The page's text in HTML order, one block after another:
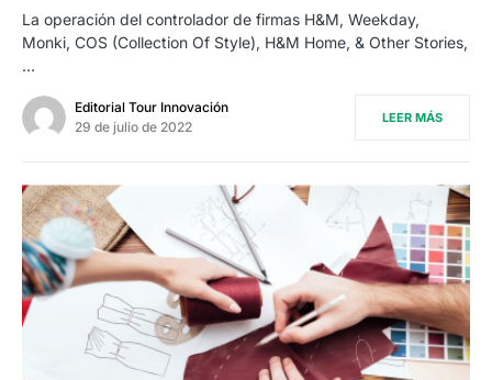
La operación del controlador de firmas H&M, Weekday,
Monki, COS (Collection Of Style), H&M Home, & Other Stories,
…
Editorial Tour Innovación
29 de julio de 2022
LEER MÁS